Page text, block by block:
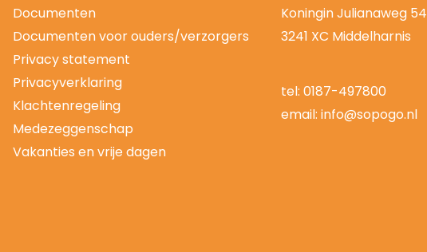
Documenten
Documenten voor ouders/verzorgers
Privacy statement
Privacyverklaring
Klachtenregeling
Medezeggenschap
Vakanties en vrije dagen
Koningin Julianaweg 54
3241 XC Middelharnis
tel: 0187-497800
email: info@sopogo.nl